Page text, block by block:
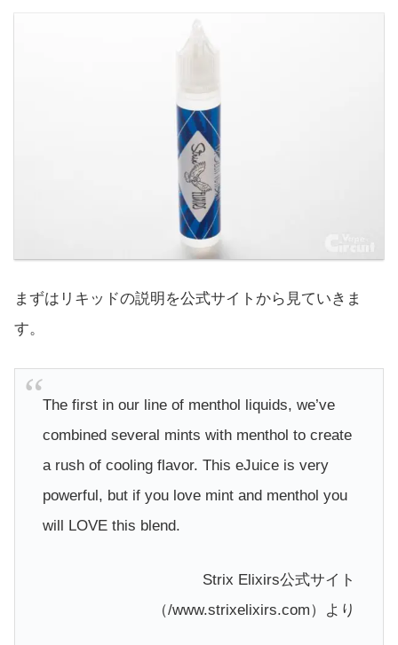
まずはリキッドの説明を公式サイトから見ていきま
す。
The first in our line of menthol liquids, we’ve
combined several mints with menthol to create
a rush of cooling flavor. This eJuice is very
powerful, but if you love mint and menthol you
will LOVE this blend.
Strix Elixirs公式サイト
（/www.strixelixirs.com）より